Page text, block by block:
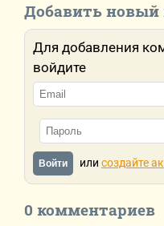
Добавить
Для добавления
войдите
Войти или создайте
0 комментариев